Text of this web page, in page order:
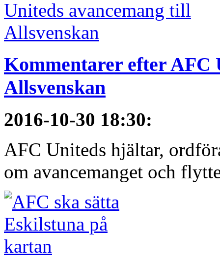
Kommentarer efter AFC
Allsvenskan
2016-10-30 18:30:
AFC Uniteds hjältar,
om avancemanget och